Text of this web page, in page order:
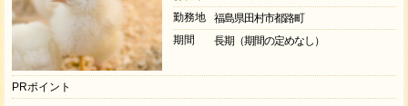
勤務地
福島県田村市都路町
期間
長期（期間の定めなし）
PRポイント